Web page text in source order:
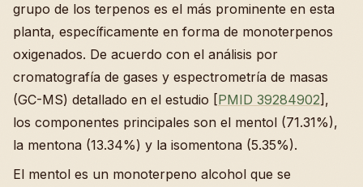
grupo de los terpenos es el más prominente en esta
planta, específicamente en forma de monoterpenos
oxigenados. De acuerdo con el análisis por
cromatografía de gases y espectrometría de masas
(GC-MS) detallado en el estudio [PMID 39284902],
los componentes principales son el mentol (71.31%),
la mentona (13.34%) y la isomentona (5.35%).
El mentol es un monoterpeno alcohol que se